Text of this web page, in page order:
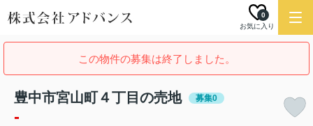
お気に入り
0
この物件の募集は終了しました。
豊中市宮山町４丁目の売地 募集0
-